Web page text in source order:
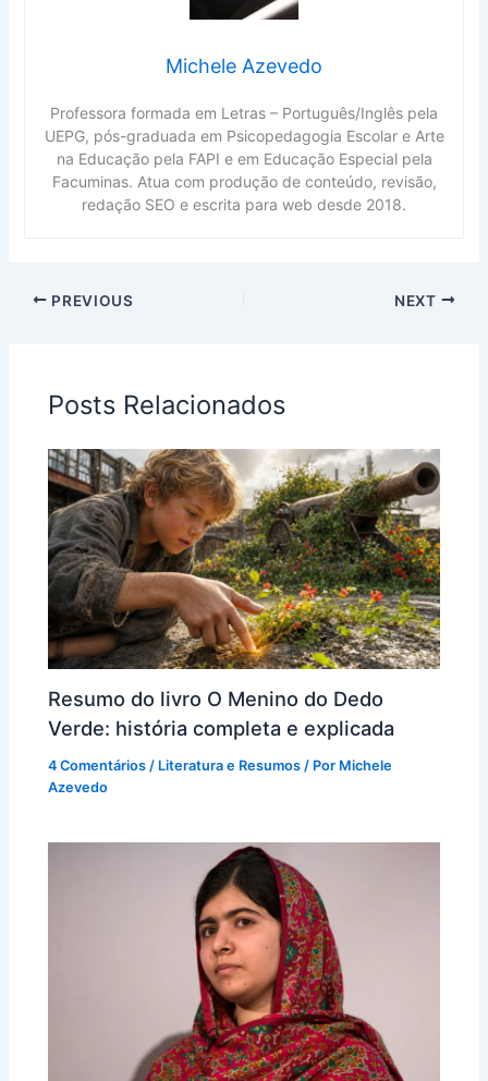
Michele Azevedo
Professora formada em Letras – Português/Inglês pela
UEPG, pós-graduada em Psicopedagogia Escolar e Arte
na Educação pela FAPI e em Educação Especial pela
Facuminas. Atua com produção de conteúdo, revisão,
redação SEO e escrita para web desde 2018.
PREVIOUS NEXT
Posts Relacionados
Resumo do livro O Menino do Dedo
Verde: história completa e explicada
4 Comentários / Literatura e Resumos / Por Michele
Azevedo